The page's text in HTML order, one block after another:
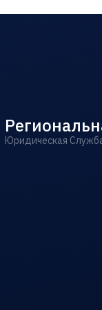
Юридическая